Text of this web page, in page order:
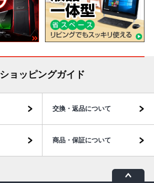
ショッピングガイド
交換・返品について
商品・保証について